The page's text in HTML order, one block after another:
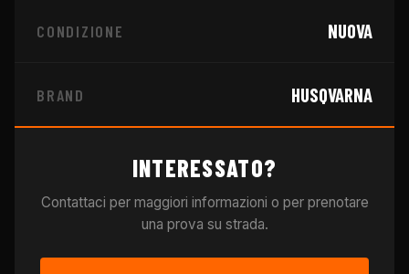
CONDIZIONE NUOVA
BRAND HUSQVARNA
INTERESSATO?
Contattaci per maggiori informazioni o per prenotare
una prova su strada.